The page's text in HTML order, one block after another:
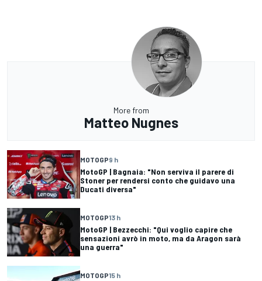
More from
Matteo Nugnes
MOTOGP9 h
MotoGP | Bagnaia: "Non serviva il parere di
Stoner per rendersi conto che guidavo una
Ducati diversa"
MOTOGP13 h
MotoGP | Bezzecchi: "Qui voglio capire che
sensazioni avrò in moto, ma da Aragon sarà
una guerra"
MOTOGP15 h